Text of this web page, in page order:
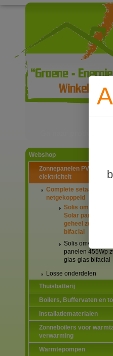
Webshop
Zonnepanelen PV-
elektriciteit
Complete
netgekoppeld
Solis
Solar panelen
geheel zwart
bifacial
Solis omvormers
panelen 455Wp
glas-glas bifacial
Losse onderdelen
Thuisbatterij
Boilers, Buffervaten en
Installatiematerialen
Zonneboilers voor
verwarming
Warmtepompen